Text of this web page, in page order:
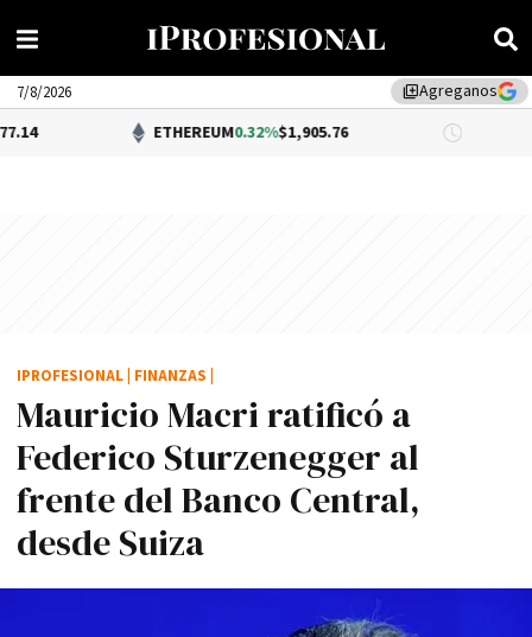
library_addAgreganos
7/8/2026
ETHEREUM0.32%$1,905.76 DÓLAR
Mauricio Macri ratificó a
Federico Sturzenegger al
frente del Banco Central,
desde Suiza
IPROFESIONAL FINANZAS